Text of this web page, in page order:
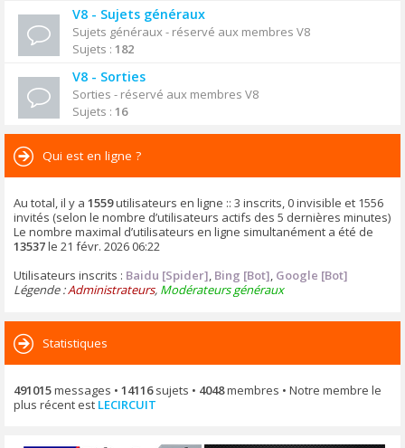
V8 - Sujets généraux
Sujets généraux - réservé aux membres V8
Sujets : 182
V8 - Sorties
Sorties - réservé aux membres V8
Sujets : 16
Qui est en ligne ?
Au total, il y a 1559utilisateurs en ligne :: 3 inscrits, 0 invisible et 1556
invités (selon le nombre d’utilisateurs actifs des 5 dernières minutes)
Le nombre maximal d’utilisateurs en ligne simultanément a été de
13537le 21 févr. 2026 06:22
Utilisateurs inscrits : Baidu [Spider], Bing [Bot], Google [Bot]
Légende :Administrateurs, Modérateurs généraux
Statistiques
491015messages • 14116sujets • 4048membres • Notre membre le
plus récent est LECIRCUIT